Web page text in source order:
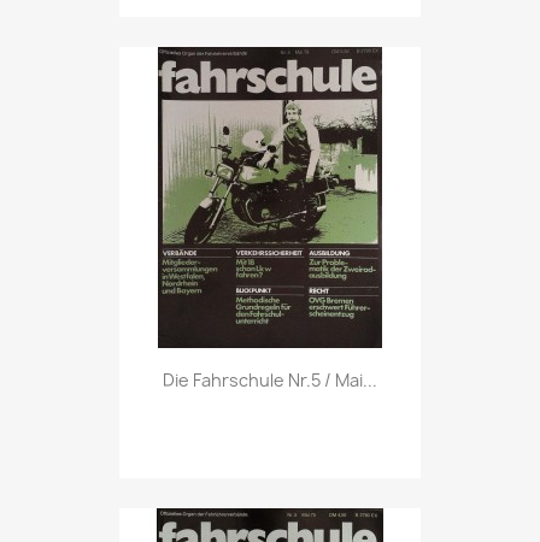
Vorschau
Die Fahrschule Nr.5 / Mai...